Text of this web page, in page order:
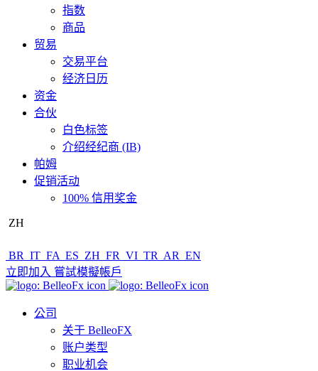
指数
商品
贸易
交易平台
经济日历
资金
合伙
白色标签
介绍经纪商 (IB)
帕姆
促销活动
100% 信用奖金
ZH
BR IT FA ES ZH FR VI TR AR EN
立即加入 嘗試模擬帳戶
公司
关于 BelleoFX
账户类型
职业机会